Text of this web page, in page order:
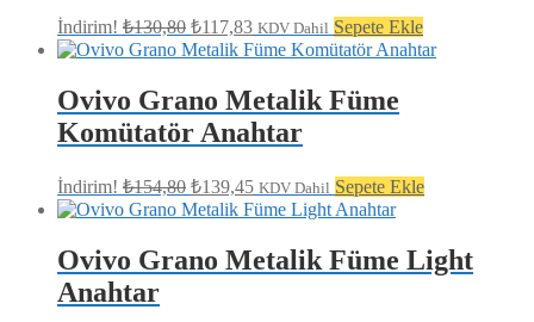
İndirim! ₺130,80 Orijinal
fiyat:
₺117,83 Şu
andaki
fiyat:
₺117,83.
KDV Dahil Sepete Ekle
Ovivo Grano Metalik Füme
Komütatör Anahtar
İndirim! ₺154,80 Orijinal
fiyat:
₺139,45 Şu
andaki
fiyat:
₺139,45.
KDV Dahil Sepete Ekle
Ovivo Grano Metalik Füme Light
Anahtar